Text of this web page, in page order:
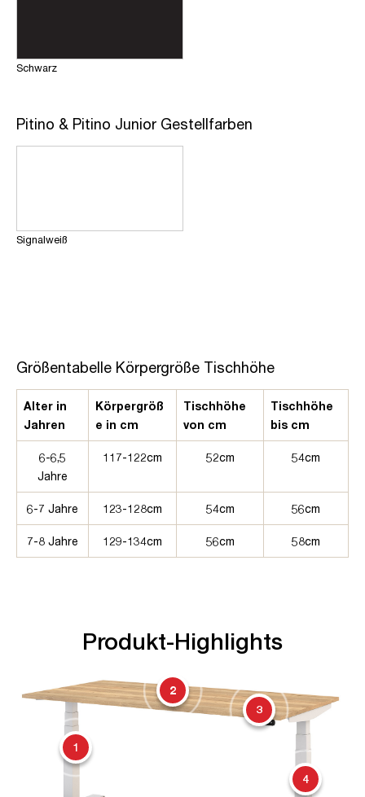
Schwarz
Pitino & Pitino Junior Gestellfarben
Signalweiß
Größentabelle Körpergröße Tischhöhe
Alter in
Jahren
Körpergröß
e in cm
Tischhöhe
von cm
Tischhöhe
bis cm
6-6,5
Jahre
117-122cm 52cm 54cm
6-7 Jahre 123-128cm 54cm 56cm
7-8 Jahre 129-134cm 56cm 58cm
Produkt-Highlights
1
2
3
4